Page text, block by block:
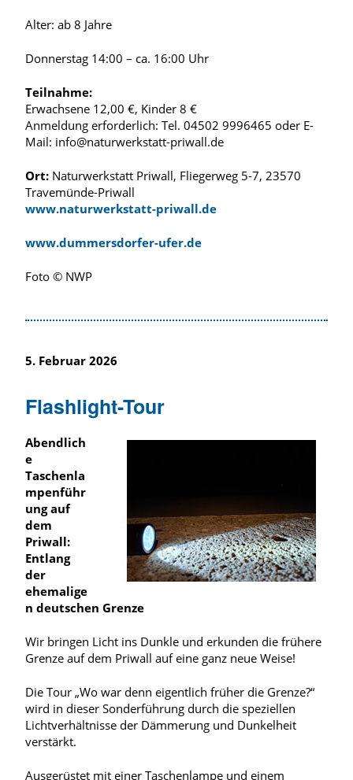
Alter: ab 8 Jahre
Donnerstag 14:00 – ca. 16:00 Uhr
Teilnahme:
Erwachsene 12,00 €, Kinder 8 €
Anmeldung erforderlich: Tel. 04502 9996465 oder E-
Mail: info@naturwerkstatt-priwall.de
Ort: Naturwerkstatt Priwall, Fliegerweg 5-7, 23570
Travemünde-Priwall
www.naturwerkstatt-priwall.de
www.dummersdorfer-ufer.de
Foto © NWP
5. Februar 2026
Flashlight-Tour
Abendlich
e
Taschenla
mpenführ
ung auf
dem
Priwall:
Entlang
der
ehemalige
n deutschen Grenze
Wir bringen Licht ins Dunkle und erkunden die frühere
Grenze auf dem Priwall auf eine ganz neue Weise!
Die Tour „Wo war denn eigentlich früher die Grenze?“
wird in dieser Sonderführung durch die speziellen
Lichtverhältnisse der Dämmerung und Dunkelheit
verstärkt.
Ausgerüstet mit einer Taschenlampe und einem